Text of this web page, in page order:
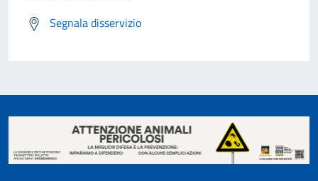
Segnala disservizio